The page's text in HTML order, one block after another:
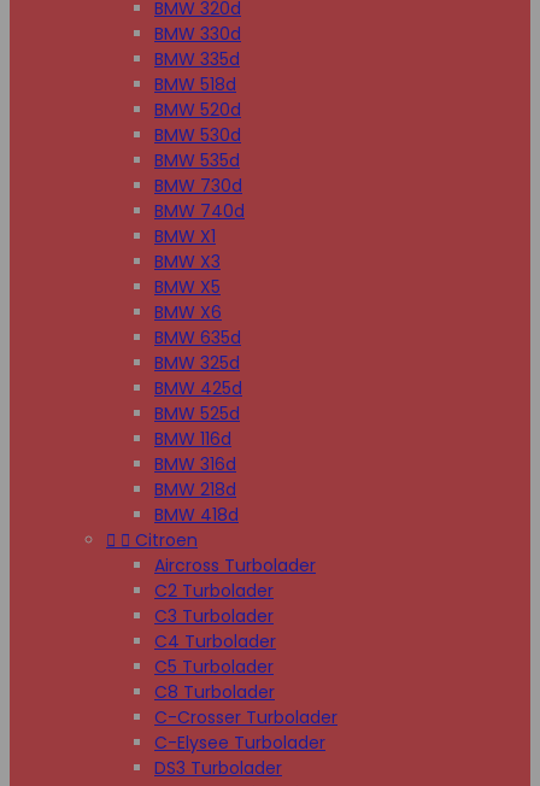
BMW 320d
BMW 330d
BMW 335d
BMW 518d
BMW 520d
BMW 530d
BMW 535d
BMW 730d
BMW 740d
BMW X1
BMW X3
BMW X5
BMW X6
BMW 635d
BMW 325d
BMW 425d
BMW 525d
BMW 116d
BMW 316d
BMW 218d
BMW 418d
  Citroen
Aircross Turbolader
C2 Turbolader
C3 Turbolader
C4 Turbolader
C5 Turbolader
C8 Turbolader
C-Crosser Turbolader
C-Elysee Turbolader
DS3 Turbolader